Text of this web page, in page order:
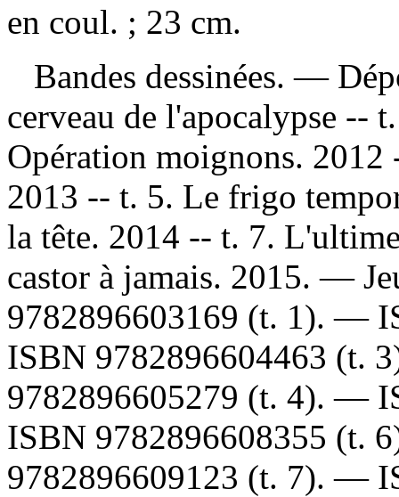
en coul. ; 23 cm.
Bandes dessinées. —
cerveau de l'apocalypse --
Opération moignons. 2012
2013 -- t. 5. Le frigo
la tête. 2014 -- t. 7.
castor à jamais. 2015. —
9782896603169 (t. 1). —
ISBN 9782896604463 (t.
9782896605279 (t. 4). —
ISBN 9782896608355 (t.
9782896609123 (t. 7). —